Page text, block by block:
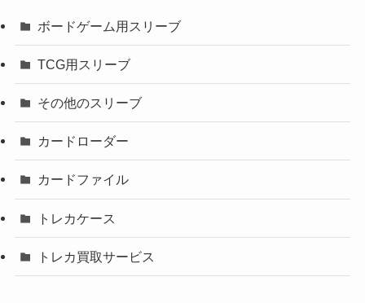
ボードゲーム用スリーブ
TCG用スリーブ
その他のスリーブ
カードローダー
カードファイル
トレカケース
トレカ買取サービス